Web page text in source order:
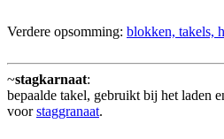
Verdere opsomming: blokken, takels,
~stagkarnaat:
bepaalde takel, gebruikt bij het laden
voorstaggranaat.